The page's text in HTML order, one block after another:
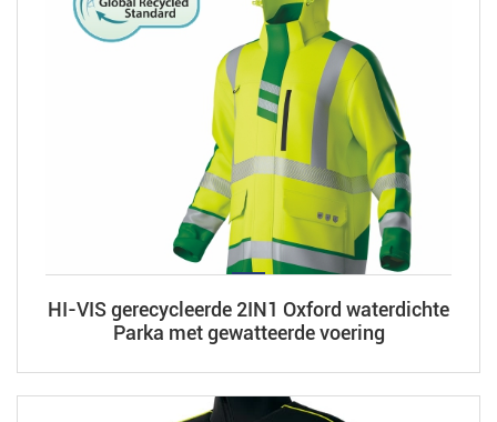
HI-VIS gerecycleerde 2IN1 Oxford waterdichte
Parka met gewatteerde voering